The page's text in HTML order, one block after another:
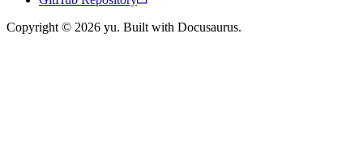
Copyright © 2026 yu. Built with Docusaurus.